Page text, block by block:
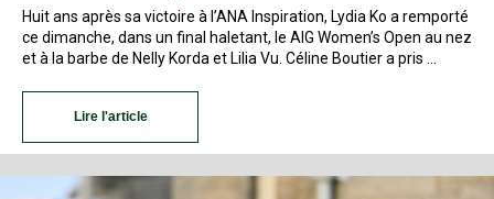
Huit ans après sa victoire à l’ANA Inspiration, Lydia Ko a remporté
ce dimanche, dans un final haletant, le AIG Women’s Open au nez
et à la barbe de Nelly Korda et Lilia Vu. Céline Boutier a pris …
Lire l'article